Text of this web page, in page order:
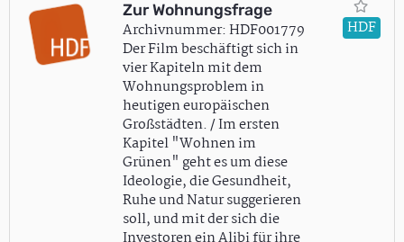
Zur Wohnungsfrage
Archivnummer: HDF001779
Der Film beschäftigt sich in
vier Kapiteln mit dem
Wohnungsproblem in
heutigen europäischen
Großstädten. / Im ersten
Kapitel "Wohnen im
Grünen" geht es um diese
Ideologie, die Gesundheit,
Ruhe und Natur suggerieren
soll, und mit der sich die
HDF